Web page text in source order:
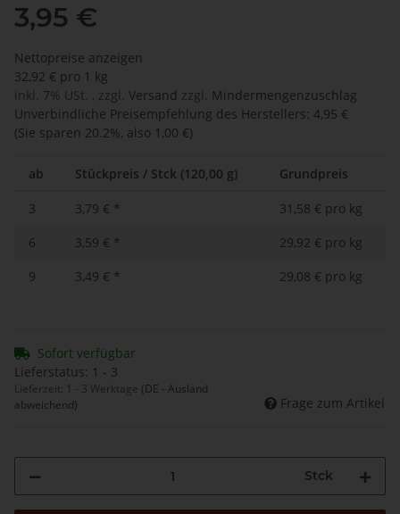
3,95 €
Nettopreise anzeigen
32,92 € pro 1 kg
inkl. 7% USt. , zzgl. Versand zzgl.
Mindermengenzuschlag
Unverbindliche Preisempfehlung des Herstellers: 4,95 €
(Sie sparen 20.2%, also 1,00 €)
ab Stückpreis / Stck (120,00 g) Grundpreis
3 3,79 € *
31,58 € pro kg
6
3,59 € *
29,92 € pro kg
9
3,49 € * 29,08 € pro kg
Sofort verfügbar
Lieferstatus: 1 - 3
Lieferzeit: 1 - 3 Werktage (DE - Ausland
abweichend)
Frage zum Artikel
Stck